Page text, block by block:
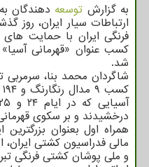
به گزارش توسعه دهندگان
فرنگی ایران با حمایت
کسب عنوان «قهرمانی
شد.
شاگردان محمد بنا،
درخشیدند و بر سکوی
همراه اول بعنوان
مالی فدراسیون کشتی ایران،
و ملی پوشان کشتی فرنگی